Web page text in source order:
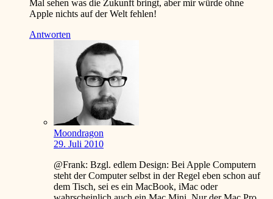
Mal sehen was die Zukunft bringt, aber mir würde ohne
Apple nichts auf der Welt fehlen!
Antworten
Moondragon
29. Juli 2010
@Frank: Bzgl. edlem Design: Bei Apple Computern
steht der Computer selbst in der Regel eben schon auf
dem Tisch, sei es ein MacBook, iMac oder